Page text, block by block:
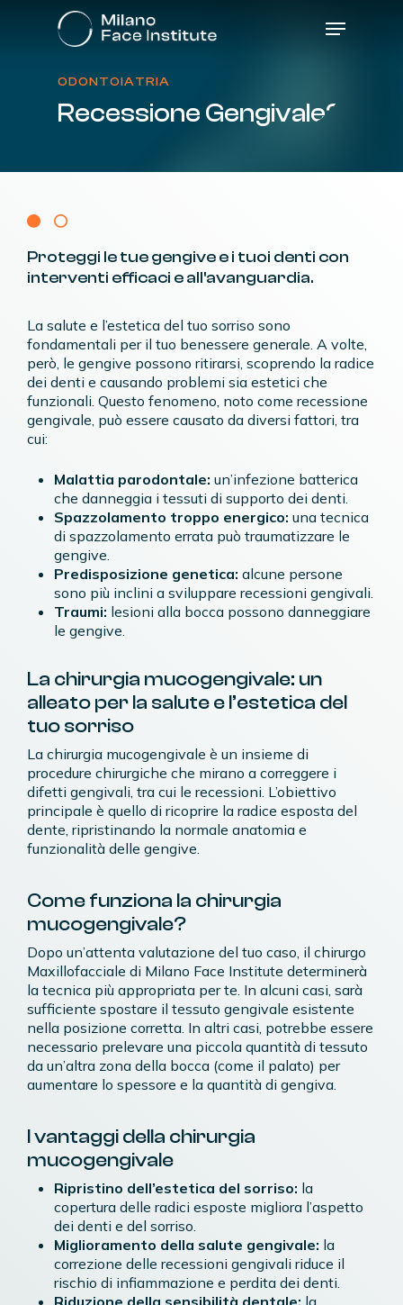
Menu
ODONTOIATRIA
Recessione Gengivale?
Proteggi letuegengiveei tuoi denti con
interventi efficaci eall'avanguardia.
La salute e l’estetica del tuo sorriso sono
fondamentali per il tuo benessere generale. A volte,
però, le gengive possono ritirarsi, scoprendo la radice
dei denti e causando problemi sia estetici che
funzionali. Questo fenomeno, noto come recessione
gengivale, può essere causato da diversi fattori, tra
cui:
Malattia parodontale: un’infezione batterica
che danneggia i tessuti di supporto dei denti.
Spazzolamento troppo energico: una tecnica
di spazzolamento errata può traumatizzare le
gengive.
Predisposizione genetica: alcune persone
sono più inclini a sviluppare recessioni gengivali.
Traumi: lesioni alla bocca possono danneggiare
le gengive.
La chirurgia mucogengivale: un
alleato per la salute e l’estetica del
tuo sorriso
La chirurgia mucogengivale è un insieme di
procedure chirurgiche che mirano a correggere i
difetti gengivali, tra cui le recessioni. L’obiettivo
principale è quello di ricoprire la radice esposta del
dente, ripristinando la normale anatomia e
funzionalità delle gengive.
Come funziona la chirurgia
mucogengivale?
Dopo un’attenta valutazione del tuo caso, il chirurgo
Maxillofacciale di Milano Face Institute determinerà
la tecnica più appropriata per te. In alcuni casi, sarà
sufficiente spostare il tessuto gengivale esistente
nella posizione corretta. In altri casi, potrebbe essere
necessario prelevare una piccola quantità di tessuto
da un’altra zona della bocca (come il palato) per
aumentare lo spessore e la quantità di gengiva.
I vantaggi della chirurgia
mucogengivale
Ripristino dell’estetica del sorriso: la
copertura delle radici esposte migliora l’aspetto
dei denti e del sorriso.
Miglioramento della salute gengivale: la
correzione delle recessioni gengivali riduce il
rischio di infiammazione e perdita dei denti.